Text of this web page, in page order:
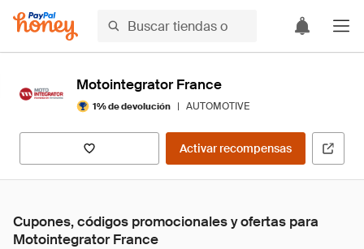
Motointegrator France
1% de devolución | AUTOMOTIVE
Activar recompensas
Cupones, códigos promocionales y ofertas para
Motointegrator France